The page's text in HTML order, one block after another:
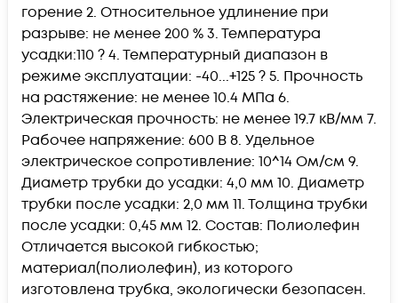
горение 2. Относительное удлинение при
разрыве: не менее 200 % 3. Температура
усадки:110 ? 4. Температурный диапазон в
режиме эксплуатации: -40...+125 ? 5. Прочность
на растяжение: не менее 10.4 МПа 6.
Электрическая прочность: не менее 19.7 кВ/мм 7.
Рабочее напряжение: 600 В 8. Удельное
электрическое сопротивление: 10^14 Ом/см 9.
Диаметр трубки до усадки: 4,0 мм 10. Диаметр
трубки после усадки: 2,0 мм 11. Толщина трубки
после усадки: 0,45 мм 12. Состав: Полиолефин
Отличается высокой гибкостью;
материал(полиолефин), из которого
изготовлена трубка, экологически безопасен.